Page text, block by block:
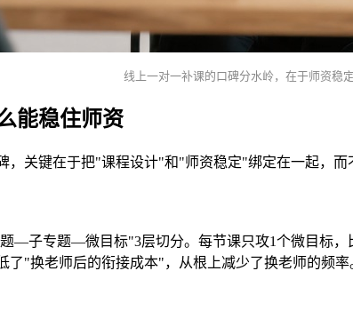
线上一对一补课的口碑分水岭，在于师资稳
能稳住师资
关键在于把"课程设计"和"师资稳定"绑定在一起，而
—子专题—微目标"3层切分。每节课只攻1个微目标
"换老师后的衔接成本"，从根上减少了换老师的频率